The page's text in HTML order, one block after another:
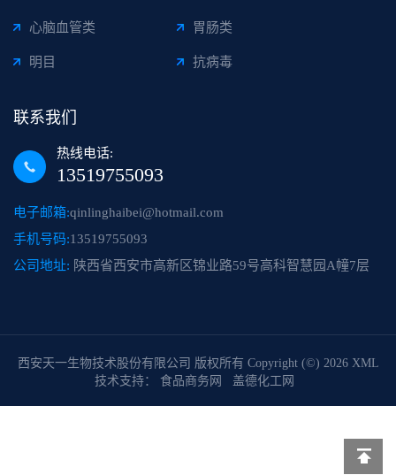
心脑血管类 胃肠类
明目 抗病毒
联系我们
热线电话:
13519755093
电子邮箱:qinlinghaibei@hotmail.com
手机号码:13519755093
公司地址: 陕西省西安市高新区锦业路59号高科智慧园A幢7层
西安天一生物技术股份有限公司 版权所有 Copyright (©) 2026 XML
技术支持： 食品商务网 盖德化工网